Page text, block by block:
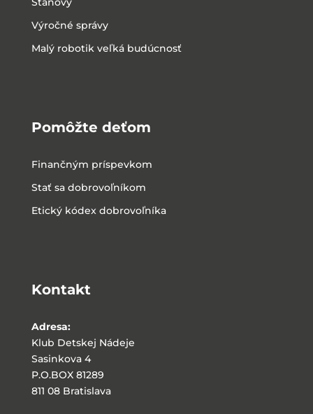
Výročné správy
Malý robotik veľká budúcnosť
Pomôžte deťom
Finančným príspevkom
Stať sa dobrovoľníkom
Etický kódex dobrovoľníka
Kontakt
Adresa:
Klub Detskej Nádeje
Sasinkova 4
P.O.BOX 81289
811 08 Bratislava